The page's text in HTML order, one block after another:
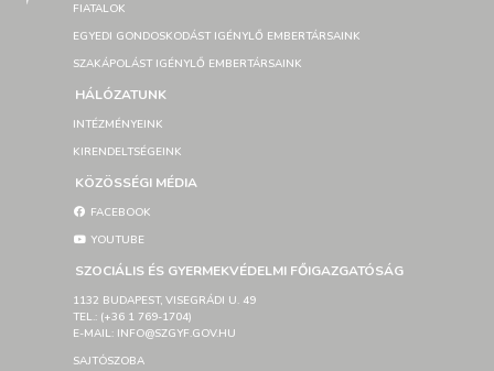
FIATALOK
EGYEDI GONDOSKODÁST IGÉNYLŐ EMBERTÁRSAINK
SZAKÁPOLÁST IGÉNYLŐ EMBERTÁRSAINK
HÁLÓZATUNK
INTÉZMÉNYEINK
KIRENDELTSÉGEINK
KÖZÖSSÉGI MÉDIA
FACEBOOK
YOUTUBE
SZOCIÁLIS ÉS GYERMEKVÉDELMI FŐIGAZGATÓSÁG
1132 BUDAPEST, VISEGRÁDI U. 49
TEL.: (+36 1 769-1704)
E-MAIL: INFO@SZGYF.GOV.HU
SAJTÓSZOBA